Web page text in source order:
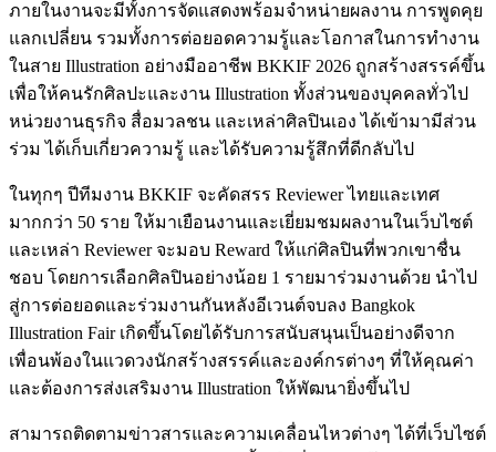
ภายในงานจะมีทั้งการจัดแสดงพร้อมจำหน่ายผลงาน การพูดคุย
แลกเปลี่ยน รวมทั้งการต่อยอดความรู้และโอกาสในการทำงาน
ในสาย Illustration อย่างมืออาชีพ BKKIF 2026 ถูกสร้างสรรค์ขึ้น
เพื่อให้คนรักศิลปะและงาน Illustration ทั้งส่วนของบุคคลทั่วไป
หน่วยงานธุรกิจ สื่อมวลชน และเหล่าศิลปินเอง ได้เข้ามามีส่วน
ร่วม ได้เก็บเกี่ยวความรู้ และได้รับความรู้สึกที่ดีกลับไป
ในทุกๆ ปีทีมงาน BKKIF จะคัดสรร Reviewer ไทยและเทศ
มากกว่า 50 ราย ให้มาเยือนงานและเยี่ยมชมผลงานในเว็บไซต์
และเหล่า Reviewer จะมอบ Reward ให้แก่ศิลปินที่พวกเขาชื่น
ชอบ โดยการเลือกศิลปินอย่างน้อย 1 รายมาร่วมงานด้วย นำไป
สู่การต่อยอดและร่วมงานกันหลังอีเวนต์จบลง Bangkok
Illustration Fair เกิดขึ้นโดยได้รับการสนับสนุนเป็นอย่างดีจาก
เพื่อนพ้องในแวดวงนักสร้างสรรค์และองค์กรต่างๆ ที่ให้คุณค่า
และต้องการส่งเสริมงาน Illustration ให้พัฒนายิ่งขึ้นไป
สามารถติดตามข่าวสารและความเคลื่อนไหวต่างๆ ได้ที่เว็บไซต์